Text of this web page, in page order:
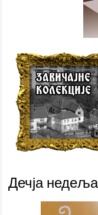
Дечја